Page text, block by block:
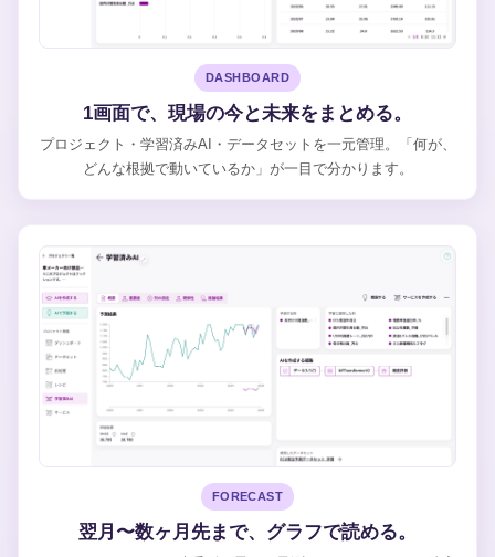
DASHBOARD
1画面で、現場の今と未来をまとめる。
プロジェクト・学習済みAI・データセットを一元管理。「何が、
どんな根拠で動いているか」が一目で分かります。
FORECAST
翌月〜数ヶ月先まで、グラフで読める。